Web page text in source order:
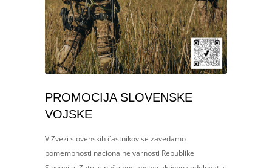
PROMOCIJA SLOVENSKE
VOJSKE
V Zvezi slovenskih častnikov se zavedamo
pomembnosti nacionalne varnosti Republike